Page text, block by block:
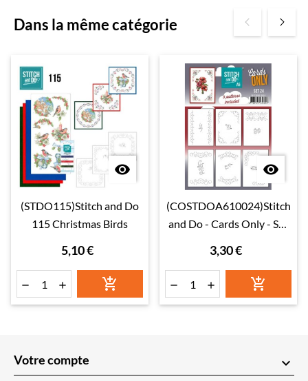
Dans la même catégorie

(STDO115)Stitch and Do
115 Christmas Birds
5,10 €
  

(COSTDOA610024)Stitch
and Do - Cards Only - Set
3,30 €
  
Votre compte keyboard_arrow_down